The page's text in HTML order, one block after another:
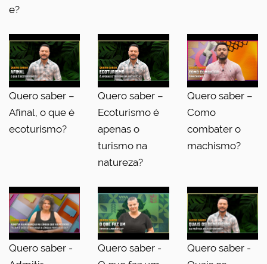
e?
Quero saber –
Afinal, o que é
ecoturismo?
Quero saber –
Ecoturismo é
apenas o
turismo na
natureza?
Quero saber –
Como
combater o
machismo?
Quero saber -
Quero saber -
Quero saber -